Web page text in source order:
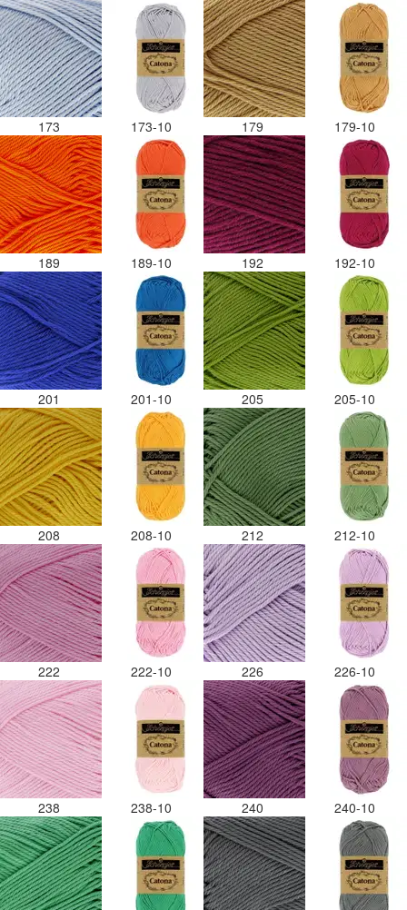
173 173-10 179 179-10
189 189-10 192 192-10
201 201-10 205 205-10
208 208-10 212 212-10
222 222-10 226 226-10
238 238-10 240 240-10